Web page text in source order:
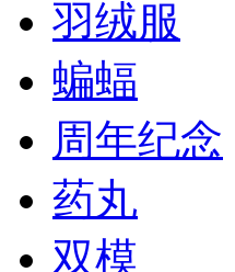
羽绒服
蝙蝠
周年纪念
药丸
双模